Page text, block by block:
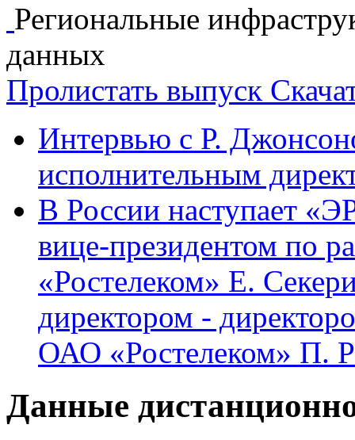
Региональные
данных
Пролистать выпуск
Интервью с Р.
исполнительным
В России наступает
вице-президентом по
«Ростелеком» Е.
директором -
ОАО «Ростелеком» П.
Данные